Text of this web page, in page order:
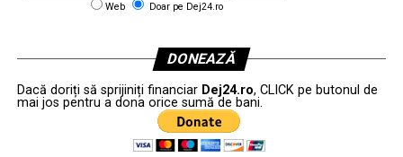
Web Doar pe Dej24.ro
DONEAZĂ
Dacă doriți să sprijiniți financiar Dej24.ro, CLICK pe butonul de
mai jos pentru a dona orice sumă de bani.